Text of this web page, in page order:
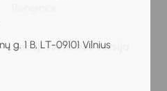
g. 1 B, LT-09101 Vilnius
Senoji svetainės versija